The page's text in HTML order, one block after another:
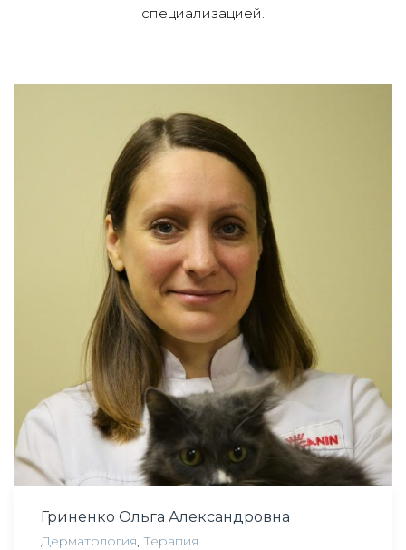
специализацией.
Гриненко Ольга Александровна
Дерматология, Терапия